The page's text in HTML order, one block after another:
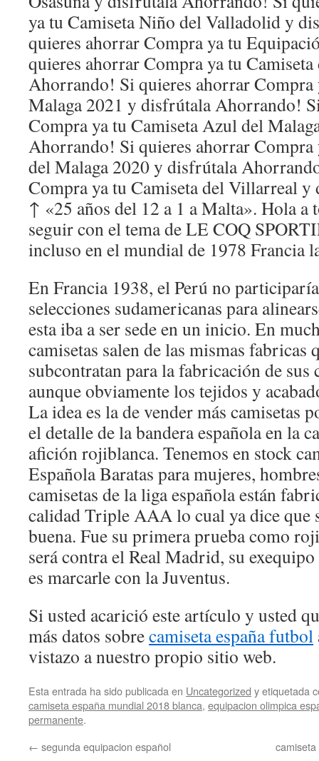
ya tu Camiseta Niño del Valladolid y
quieres ahorrar Compra ya tu
quieres ahorrar Compra ya tu
Ahorrando! Si quieres ahorrar Compra
Malaga 2021 y disfrútala Ahorrando!
Compra ya tu Camiseta Azul del
Ahorrando! Si quieres ahorrar Compra
del Malaga 2020 y disfrútala
Compra ya tu Camiseta del Villarreal
↑ «25 años del 12 a 1 a Malta». Hola a
seguir con el tema de LE COQ
incluso en el mundial de 1978 Francia
En Francia 1938, el Perú no
selecciones sudamericanas para
esta iba a ser sede en un inicio. En
camisetas salen de las mismas fabricas
subcontratan para la fabricación de sus
aunque obviamente los tejidos y
La idea es la de vender más camisetas
el detalle de la bandera española en la
afición rojiblanca. Tenemos en stock
Española Baratas para mujeres,
camisetas de la liga española están
calidad Triple AAA lo cual ya dice que
buena. Fue su primera prueba como
será contra el Real Madrid, su
es marcarle con la Juventus.
Si usted acarició este artículo y usted
más datos sobrecamiseta españa futbol
vistazo a nuestro propio sitio web.
Esta entrada ha sido publicada en Uncategorized y etiquetada
camiseta españa mundial 2018 blanca, equipacion olimpica
permanente.
← segunda equipacion español